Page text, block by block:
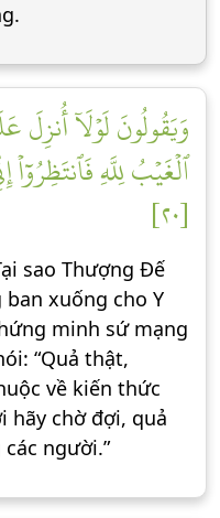
وَيَقُولُونَ لَوۡلَآ أُنزِلَ
ٱلۡغَيۡبُ لِلَّهِ
[٢٠]
sao Thượng Đế
ban xuống cho Y
minh sứ mạng
“Quả thật,
về kiến thức
hãy chờ đợi, quả
người.”